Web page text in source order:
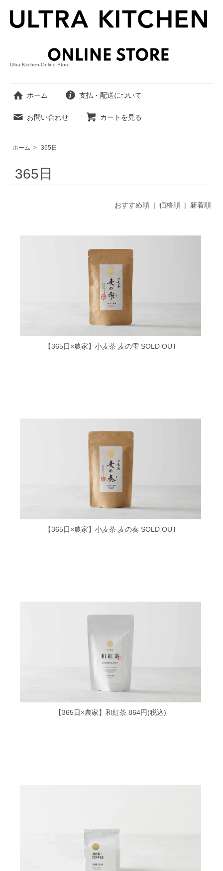
Ultra Kitchen Online Store
ホーム 支払・配送について
お問い合わせ カートを見る
ホーム > 365日
365日
おすすめ順| 価格順 | 新着順
【365日×農家】小麦茶 麦の雫SOLD OUT
【365日×農家】小麦茶 麦の奏 SOLD OUT
【365日×農家】和紅茶864円(税込)